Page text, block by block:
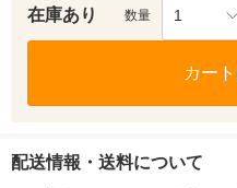
在庫あり 数量 1
カー
配送情報・送料について